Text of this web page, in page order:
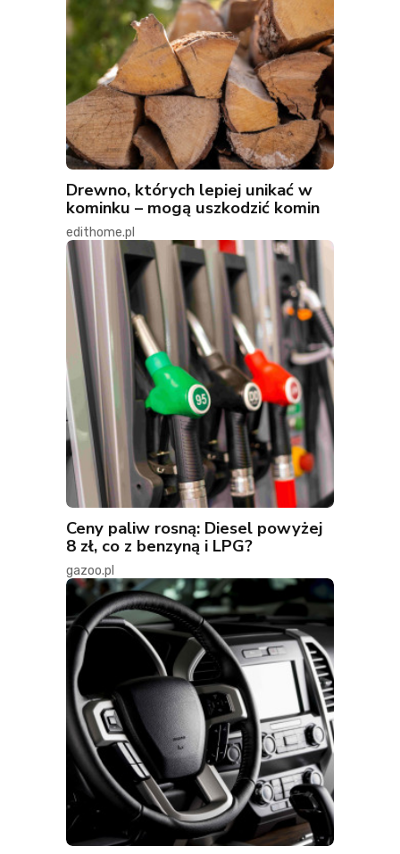
Drewno, których lepiej unikać w
kominku – mogą uszkodzić komin
edithome.pl
Ceny paliw rosną: Diesel powyżej
8 zł, co z benzyną i LPG?
gazoo.pl